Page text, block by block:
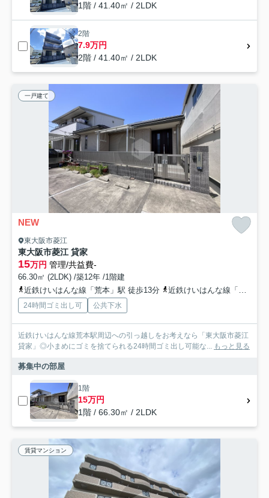
1階 / 41.40㎡ / 2LDK
2階
7.9万円
2階 / 41.40㎡ / 2LDK
一戸建て
NEW
東大阪市菱江
東大阪市菱江 貸家
15万円 管理/共益費-
66.30㎡ (2LDK) /築12年 /1階建
近鉄けいはんな線「荒本」駅 徒歩13分
近鉄けいはんな線「吉田」駅 徒歩17分
24時間ゴミ出し可 公共下水
近鉄けいはんな線荒本駅周辺への引っ越しをお考えなら「東大阪市菱江
貸家」◎小まめにゴミを捨てられる24時間ゴミ出し可能な... もっと見る
募集中の部屋
1階
15万円
1階 / 66.30㎡ / 2LDK
賃貸マンション